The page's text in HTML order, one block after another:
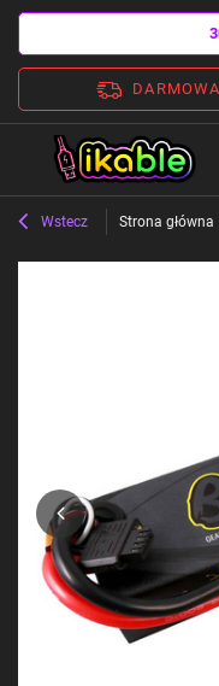
Wstecz Strona główna